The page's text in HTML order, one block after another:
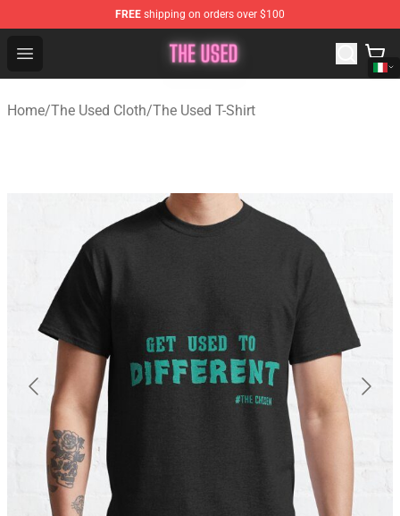
FREE shipping on orders over $100
Open menu
The Used Store - Official The Used Merchandise Shop
Home/The Used Cloth/The Used T-Shirt